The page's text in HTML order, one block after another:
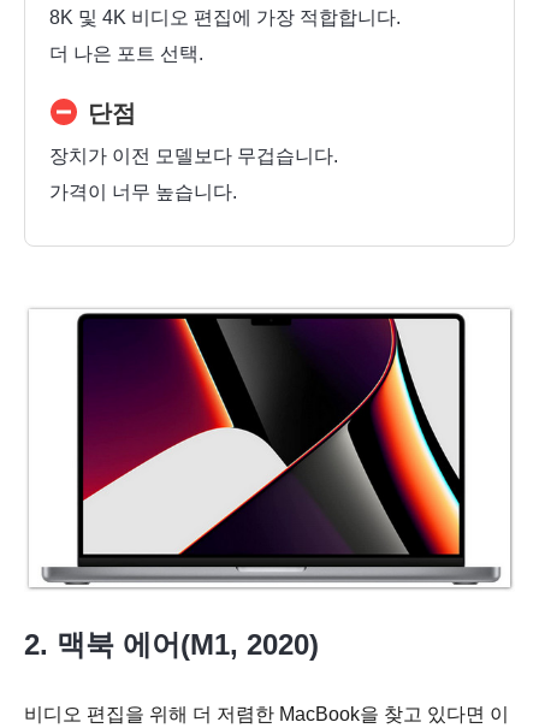
8K 및 4K 비디오 편집에 가장 적합합니다.
더 나은 포트 선택.
단점
장치가 이전 모델보다 무겁습니다.
가격이 너무 높습니다.
2. 맥북 에어(M1, 2020)
비디오 편집을 위해 더 저렴한 MacBook을 찾고 있다면 이